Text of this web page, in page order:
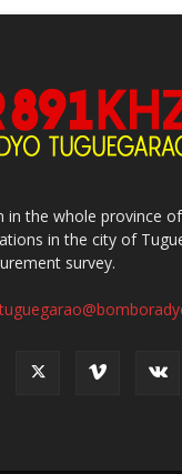
the whole province
in the city of
survey.